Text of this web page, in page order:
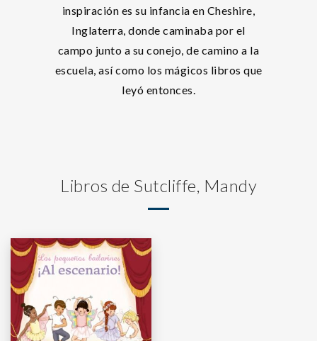
inspiración es su infancia en Cheshire,
Inglaterra, donde caminaba por el
campo junto a su conejo, de camino a la
escuela, así como los mágicos libros que
leyó entonces.
Libros de Sutcliffe, Mandy